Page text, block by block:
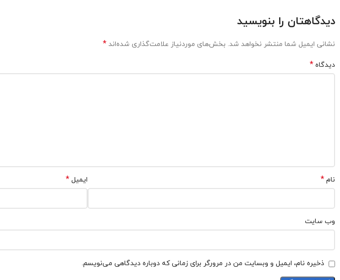
دیدگاهتان را بنویسید
نشانی ایمیل شما منتشر نخواهد شد. بخش‌های موردنیاز علامت‌گذاری شده‌اند *
دیدگاه *
نام * ایمیل*
وب‌ سایت
ذخیره نام، ایمیل و وبسایت من در مرورگر برای زمانی که دوباره دیدگاهی می‌نویسم.